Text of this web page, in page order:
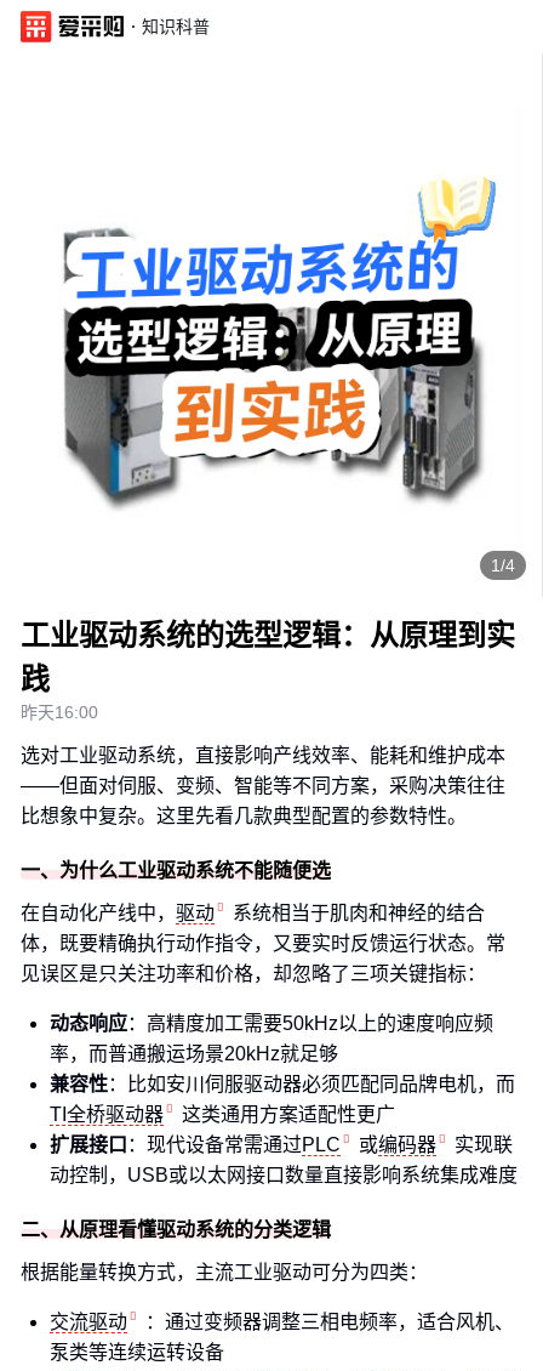
· 知识科普
1/4
工业驱动系统的选型逻辑：从原理到实
践
昨天16:00
选对工业驱动系统，直接影响产线效率、能耗和维护成本
——但面对伺服、变频、智能等不同方案，采购决策往往
比想象中复杂。这里先看几款典型配置的参数特性。
一、为什么工业驱动系统不能随便选
在自动化产线中， 驱动
系统相当于肌肉和神经的结合
体，既要精确执行动作指令，又要实时反馈运行状态。常
见误区是只关注功率和价格，却忽略了三项关键指标：
动态响应：高精度加工需要50kHz以上的速度响应频
率，而普通搬运场景20kHz就足够
兼容性：比如安川伺服驱动器必须匹配同品牌电机，而
TI全桥驱动器
这类通用方案适配性更广
扩展接口 ：现代设备常需通过PLC 或编码器
实现联
动控制，USB或以太网接口数量直接影响系统集成难度
二、从原理看懂驱动系统的分类逻辑
根据能量转换方式，主流工业驱动可分为四类：
交流驱动
：通过变频器调整三相电频率，适合风机、
泵类等连续运转设备